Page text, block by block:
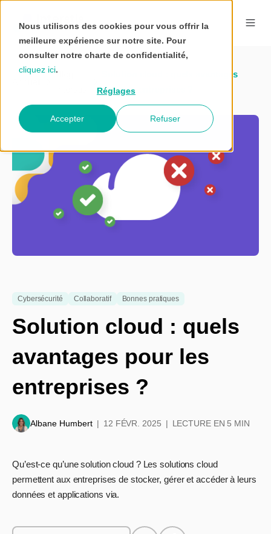
Nous utilisons des cookies pour vous offrir la
meilleure expérience sur notre site. Pour
consulter notre charte de confidentialité,
cliquez ici.
Réglages
Accepter Refuser
Blog
Solution cloud : quels avantages
pour les entreprises ?
Cybersécurité Collaboratif Bonnes pratiques
Solution cloud : quels
avantages pour les
entreprises ?
Albane Humbert 12 FÉVR. 2025 LECTURE EN 5 MIN
Qu’est-ce qu’une solution cloud ? Les solutions cloud
permettent aux entreprises de stocker, gérer et accéder à leurs
données et applications via.